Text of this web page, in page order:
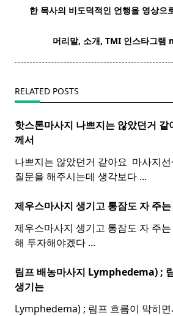
class="nav-
text">Page</span>
한 목사의 비도덕적인 언행을 영상으
머리말, 소개, TMI 인스타그
RELATED POSTS
핫스톤마사지 나쁘지는 않았던거 같
께서
나쁘지는 않았던거 같아요 ​ 마사지
질문을 해주시는데 생각보다 ...
제우스마사지 생기고 통잠도 자 주
제우스마사지 생기고 통잠도 자 주
해 투자해야겠다 ...
림프 배농마사지 Lymphedema) ;
생기는
Lymphedema) ; 림프 흐름이 막히